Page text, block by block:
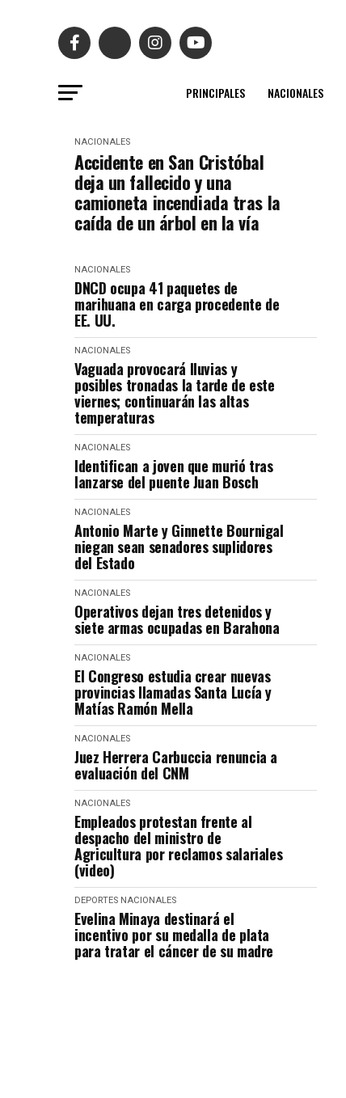
PRINCIPALES NACIONALES
NACIONALES
Accidente en San Cristóbal
deja un fallecido y una
camioneta incendiada tras la
caída de un árbol en la vía
NACIONALES
DNCD ocupa 41 paquetes de
marihuana en carga procedente de
EE. UU.
NACIONALES
Vaguada provocará lluvias y
posibles tronadas la tarde de este
viernes; continuarán las altas
temperaturas
NACIONALES
Identifican a joven que murió tras
lanzarse del puente Juan Bosch
NACIONALES
Antonio Marte y Ginnette Bournigal
niegan sean senadores suplidores
del Estado
NACIONALES
Operativos dejan tres detenidos y
siete armas ocupadas en Barahona
NACIONALES
El Congreso estudia crear nuevas
provincias llamadas Santa Lucía y
Matías Ramón Mella
NACIONALES
Juez Herrera Carbuccia renuncia a
evaluación del CNM
NACIONALES
Empleados protestan frente al
despacho del ministro de
Agricultura por reclamos salariales
(video)
DEPORTES NACIONALES
Evelina Minaya destinará el
incentivo por su medalla de plata
para tratar el cáncer de su madre